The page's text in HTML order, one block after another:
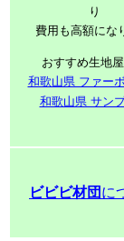
り
費用も高額にな
おすすめ生地
和歌山県 ファー
和歌山県 サン
ビビビ材団 に